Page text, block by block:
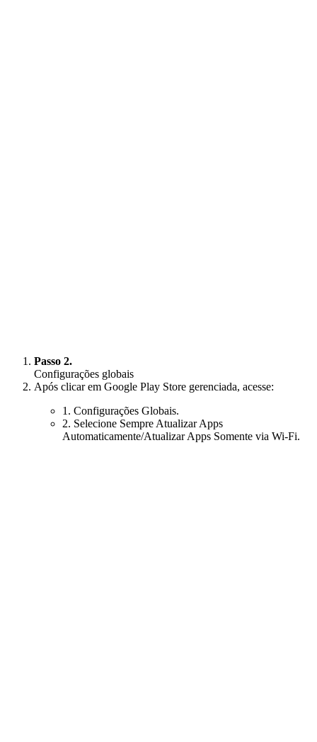
Passo 2.
Configurações globais
Após clicar em Google Play Store gerenciada, acesse:
1. Configurações Globais.
2. Selecione Sempre Atualizar Apps
Automaticamente/Atualizar Apps Somente via Wi-Fi.